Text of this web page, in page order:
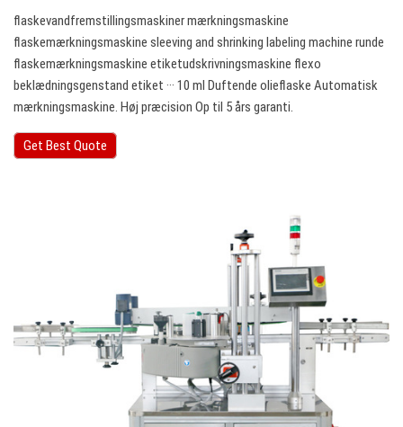
flaskevandfremstillingsmaskiner mærkningsmaskine
flaskemærkningsmaskine sleeving and shrinking labeling machine runde
flaskemærkningsmaskine etiketudskrivningsmaskine flexo
beklædningsgenstand etiket ··· 10 ml Duftende olieflaske Automatisk
mærkningsmaskine. Høj præcision Op til 5 års garanti.
Get Best Quote